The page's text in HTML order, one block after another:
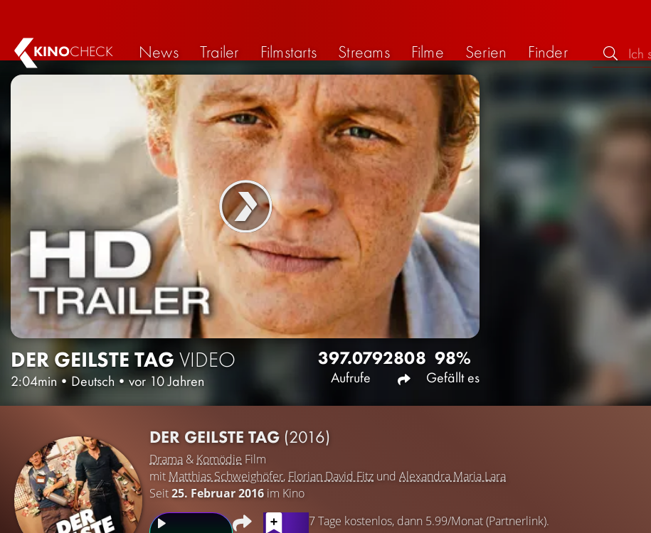
KINOCHECK News Trailer Filmstarts Streams Filme Serien Finder
DER GEILSTE TAG VIDEO
2:04min • Deutsch •vor 10 Jahren
397.079
Aufrufe
2808 98%
Gefällt es
DER GEILSTE TAG (2016)
Drama & Komödie Film
mit Matthias Schweighöfer, Florian David Fitz und Alexandra Maria Lara
Seit25. Februar 2016 im Kino
7 Tage kostenlos, dann 5.99/Monat (Partnerlink).